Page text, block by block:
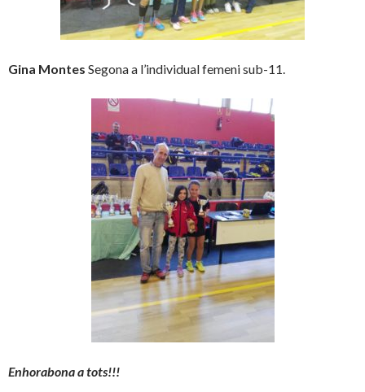
Gina Montes Segona a l’individual femeni sub-11.
Enhorabona a tots!!!